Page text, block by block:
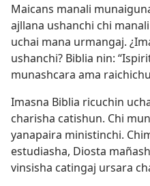
Maicans manali
ajllana ushanchi chi
uchai mana urmangaj.
ushanchi? Biblia nin:
munashcara ama
Imasna Biblia ricuchin
charisha catishun. Chi
yanapaira ministinchi.
estudiasha, Diosta
vinsisha catingaj ursara